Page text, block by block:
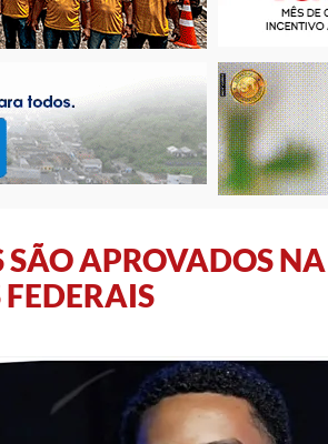
SÃO APROVADOS NA